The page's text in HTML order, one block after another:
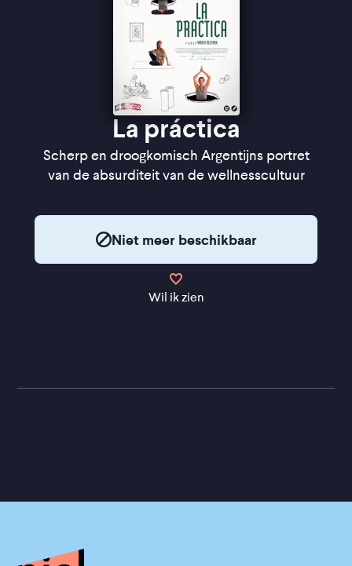
La práctica
Scherp en droogkomisch Argentijns portret
van de absurditeit van de wellnesscultuur
Niet meer beschikbaar
Wil ik zien